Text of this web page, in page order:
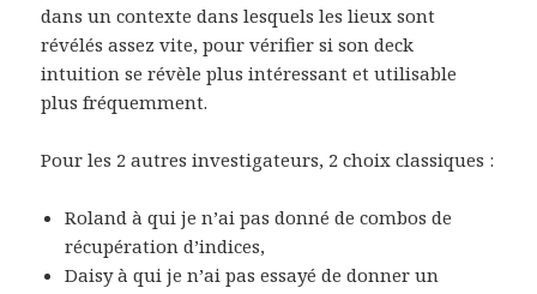
dans un contexte dans lesquels les lieux sont
révélés assez vite, pour vérifier si son deck
intuition se révèle plus intéressant et utilisable
plus fréquemment.
Pour les 2 autres investigateurs, 2 choix classiques :
Roland à qui je n’ai pas donné de combos de
récupération d’indices,
Daisy à qui je n’ai pas essayé de donner un